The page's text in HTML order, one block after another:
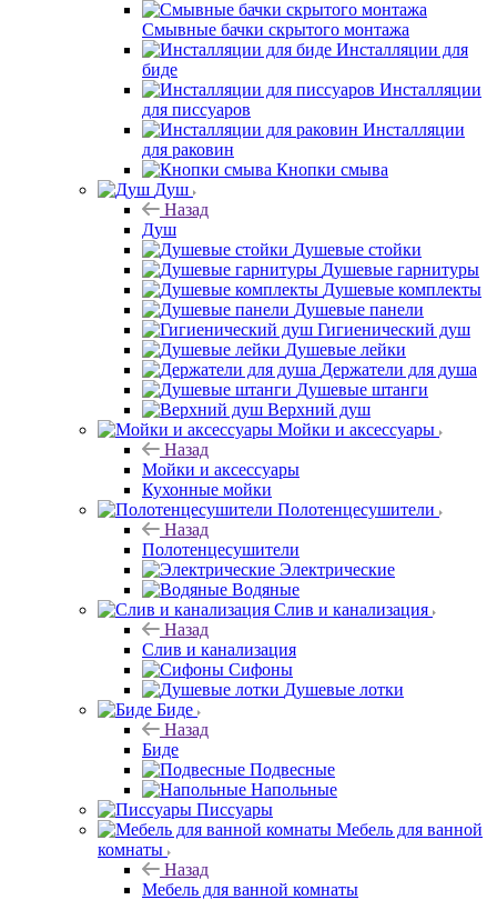
Смывные бачки скрытого монтажа
Инсталляции для
биде
Инсталляции
для писсуаров
Инсталляции
для раковин
Кнопки смыва
Душ
Назад
Душ
Душевые стойки
Душевые гарнитуры
Душевые комплекты
Душевые панели
Гигиенический душ
Душевые лейки
Держатели для душа
Душевые штанги
Верхний душ
Мойки и аксессуары
Назад
Мойки и аксессуары
Кухонные мойки
Полотенцесушители
Назад
Полотенцесушители
Электрические
Водяные
Слив и канализация
Назад
Слив и канализация
Сифоны
Душевые лотки
Биде
Назад
Биде
Подвесные
Напольные
Писсуары
Мебель для ванной
комнаты
Назад
Мебель для ванной комнаты